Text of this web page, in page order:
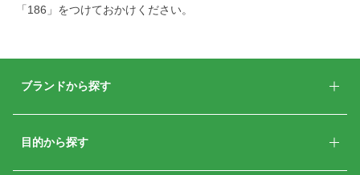
「186」をつけておかけください。
ブランドから探す
目的から探す